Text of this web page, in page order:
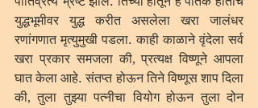
युद्धभूमीवर युद्ध करीत असलेला खरा जालंधर
रणांगणात मृत्युमुखी पडला. काही काळाने वृंदेला सर्व
खरा प्रकार समजला की, प्रत्यक्ष विष्णूने आपला
घात केला आहे. संतप्त होऊन तिने विष्णूस शाप दिला
की, तुला तुझ्या पत्नीचा वियोग होऊन तुला दोन